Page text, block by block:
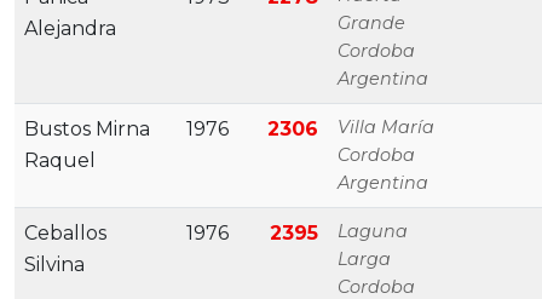
Alejandra
Grande
Cordoba
Argentina
Bustos Mirna
Raquel
1976 2306
Villa María
Cordoba
Argentina
Ceballos
Silvina
1976 2395
Laguna
Larga
Cordoba